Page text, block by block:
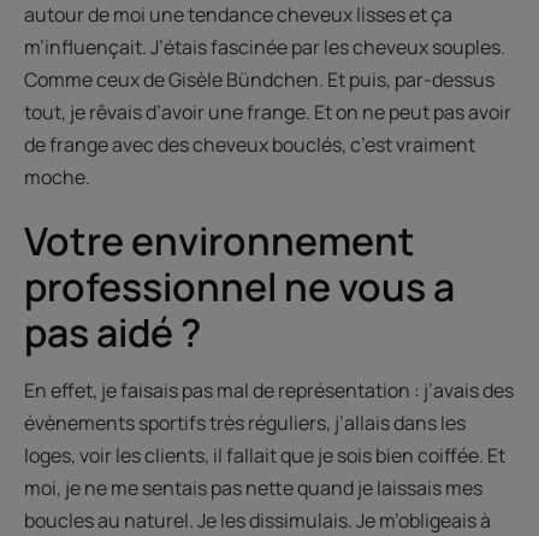
autour de moi une tendance cheveux lisses et ça
m’influençait. J’étais fascinée par les cheveux souples.
Comme ceux de Gisèle Bündchen. Et puis, par-dessus
tout, je rêvais d’avoir une frange. Et on ne peut pas avoir
de frange avec des cheveux bouclés, c’est vraiment
moche.
Votre environnement
professionnel ne vous a
pas aidé ?
En effet, je faisais pas mal de représentation : j’avais des
évènements sportifs très réguliers, j’allais dans les
loges, voir les clients, il fallait que je sois bien coiffée. Et
moi, je ne me sentais pas nette quand je laissais mes
boucles au naturel. Je les dissimulais. Je m’obligeais à